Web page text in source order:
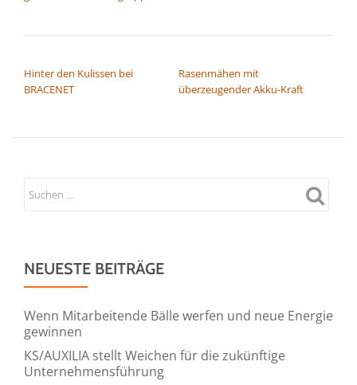
Hinter den Kulissen bei
BRACENET
Rasenmähen mit
überzeugender Akku-Kraft
NEUESTE BEITRÄGE
Wenn Mitarbeitende Bälle werfen und neue Energie
gewinnen
KS/AUXILIA stellt Weichen für die zukünftige
Unternehmensführung